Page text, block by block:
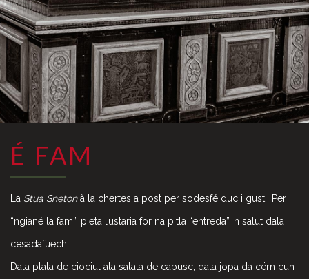
É FAM
La Stua Snetonà la chertes a post per sodesfé duc i gusti. Per
“ngiané la fam”, pieta l’ustaria for na pitla “entreda”, n salut dala
cësadafuech.
Dala plata de ciociul ala salata de capusc, dala jopa da cërn cun